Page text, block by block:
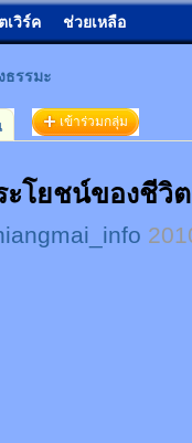
เวิร์ค ช่วยเหลือ
ธรรมะ
เข้าร่วมกลุ่ม
ะโยชน์ของชีวิ